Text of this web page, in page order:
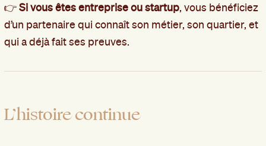
👉Si vous êtes entreprise ou startup, vous bénéficiez
d’un partenaire qui connaît son métier, son quartier, et
qui a déjà fait ses preuves.
L’histoire continue